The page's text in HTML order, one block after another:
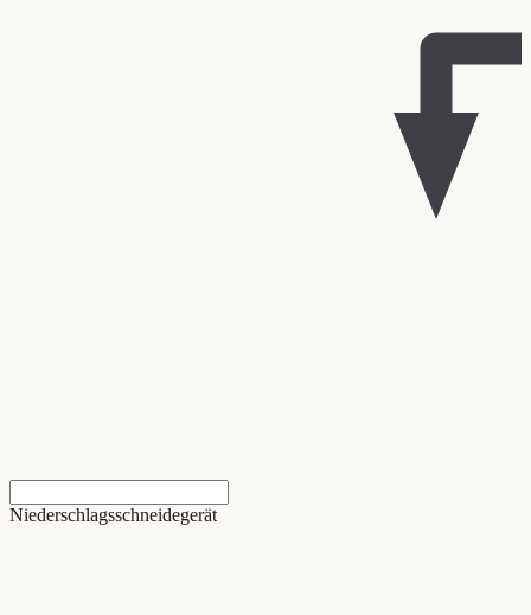
Niederschlagsschneidegerät